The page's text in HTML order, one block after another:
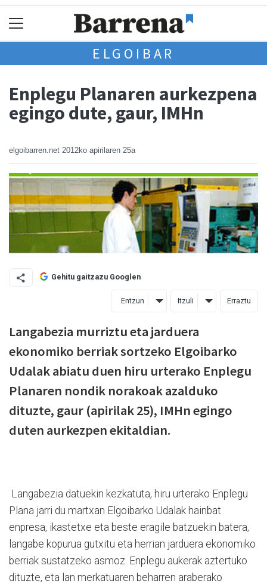
ELGOIBAR
Enplegu Planaren aurkezpena
egingo dute, gaur, IMHn
elgoibarren.net 2012ko apirilaren 25a
Gehitu gaitzazu Googlen
Entzun Itzuli Erraztu
Langabezia murriztu eta jarduera
ekonomiko berriak sortzeko Elgoibarko
Udalak abiatu duen hiru urterako Enplegu
Planaren nondik norakoak azalduko
dituzte, gaur (apirilak 25), IMHn egingo
duten aurkezpen ekitaldian.
Langabezia datuekin kezkatuta, hiru urterako Enplegu
Plana jarri du martxan Elgoibarko Udalak hainbat
enpresa, ikastetxe eta beste eragile batzuekin batera,
langabe kopurua gutxitu eta herrian jarduera ekonomiko
berriak sustatzeko asmoz. Enplegu aukerak aztertuko
dituzte, eta lan merkatuaren beharren araberako